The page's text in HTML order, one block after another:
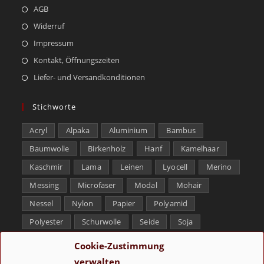
Cookie-Zustimmung
verwalten
AGB
Widerruf
Impressum
Kontakt, Öffnungszeiten
Liefer- und Versandkonditionen
Stichworte
Acryl Alpaka Aluminium
Bambus
Baumwolle
Birkenholz Hanf
Kamelhaar
Kaschmir
Lama Leinen Lyocell
Merino
Messing
Microfaser Modal
Mohair
Nessel
Nylon Papier
Polyamid
Polyester
Schurwolle Seide
Soja
Tencel
Yak